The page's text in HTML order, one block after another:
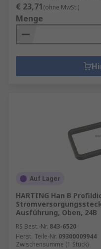
€ 23,71(ohne MwSt.)
Menge
Auf Lager
HARTING Han B
Ausführung, Oben, 24B
RS Best.-Nr. 843-6520
Herst. Teile-Nr. 09300009944
Zwischensumme (1 Stück)